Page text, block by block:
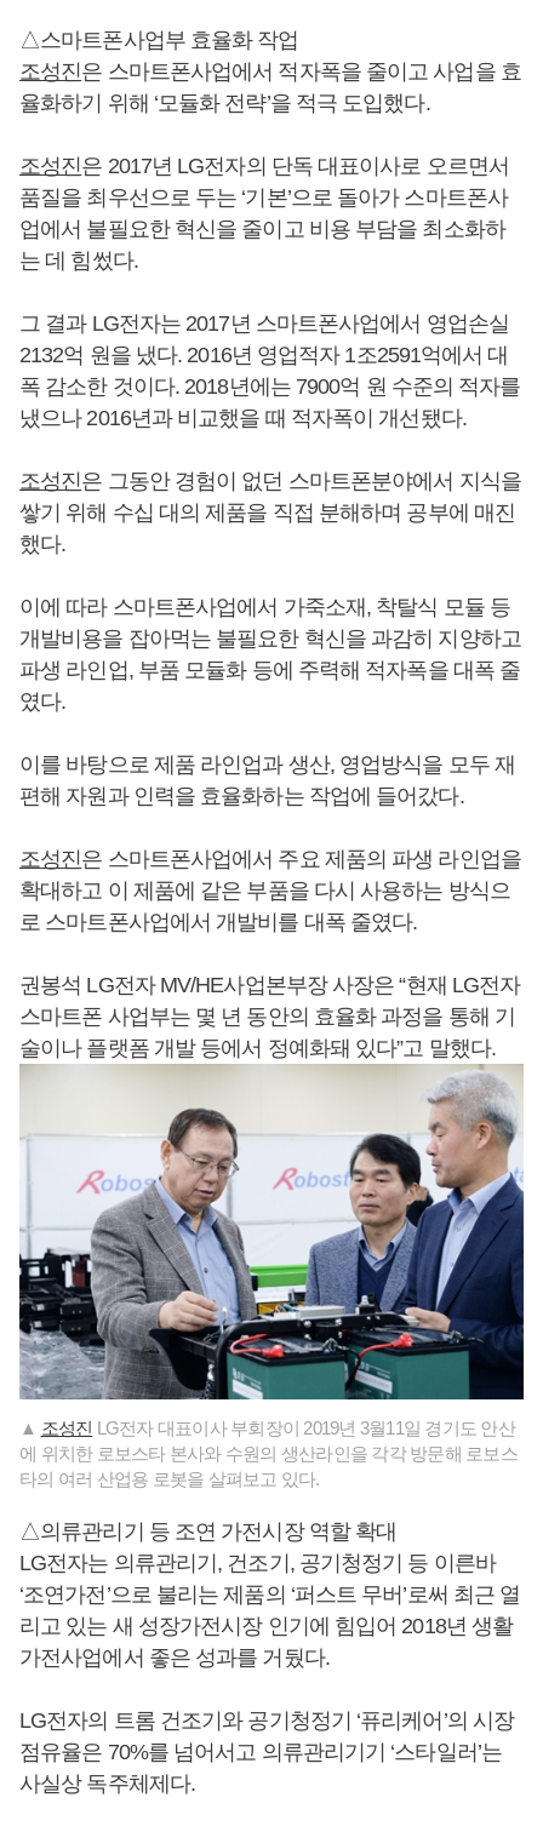
△스마트폰사업부 효율화 작업
조성진은 스마트폰사업에서 적자폭을 줄이고 사업을 효
율화하기 위해 ‘모듈화 전략’을 적극 도입했다.
조성진은 2017년 LG전자의 단독 대표이사로 오르면서
품질을 최우선으로 두는 ‘기본’으로 돌아가 스마트폰사
업에서 불필요한 혁신을 줄이고 비용 부담을 최소화하
는 데 힘썼다.
그 결과 LG전자는 2017년 스마트폰사업에서 영업손실
2132억 원을 냈다. 2016년 영업적자 1조2591억에서 대
폭 감소한 것이다. 2018년에는 7900억 원 수준의 적자를
냈으나 2016년과 비교했을 때 적자폭이 개선됐다.
조성진은 그동안 경험이 없던 스마트폰분야에서 지식을
쌓기 위해 수십 대의 제품을 직접 분해하며 공부에 매진
했다.
이에 따라 스마트폰사업에서 가죽소재, 착탈식 모듈 등
개발비용을 잡아먹는 불필요한 혁신을 과감히 지양하고
파생 라인업, 부품 모듈화 등에 주력해 적자폭을 대폭 줄
였다.
이를 바탕으로 제품 라인업과 생산, 영업방식을 모두 재
편해 자원과 인력을 효율화하는 작업에 들어갔다.
조성진은 스마트폰사업에서 주요 제품의 파생 라인업을
확대하고 이 제품에 같은 부품을 다시 사용하는 방식으
로 스마트폰사업에서 개발비를 대폭 줄였다.
권봉석 LG전자 MV/HE사업본부장 사장은 “현재 LG전자
스마트폰 사업부는 몇 년 동안의 효율화 과정을 통해 기
술이나 플랫폼 개발 등에서 정예화돼 있다”고 말했다.
▲ 조성진 LG전자 대표이사 부회장이 2019년 3월11일 경기도 안산
에 위치한 로보스타 본사와 수원의 생산라인을 각각 방문해 로보스
타의 여러 산업용 로봇을 살펴보고 있다.
△의류관리기 등 조연 가전시장 역할 확대
LG전자는 의류관리기, 건조기, 공기청정기 등 이른바
‘조연가전’으로 불리는 제품의 ‘퍼스트 무버’로써 최근 열
리고 있는 새 성장가전시장 인기에 힘입어 2018년 생활
가전사업에서 좋은 성과를 거뒀다.
LG전자의 트롬 건조기와 공기청정기 ‘퓨리케어’의 시장
점유율은 70%를 넘어서고 의류관리기기 ‘스타일러’는
사실상 독주체제다.